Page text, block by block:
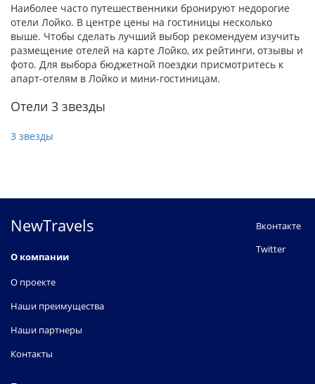
Наиболее часто путешественники бронируют недорогие
отели Лойко. В центре цены на гостиницы несколько
выше. Чтобы сделать лучший выбор рекомендуем изучить
размещение отелей на карте Лойко, их рейтинги, отзывы и
фото. Для выбора бюджетной поездки присмотритесь к
апарт-отелям в Лойко и мини-гостиницам.
Отели 3 звезды
3 звезды
NewTravels
О компании
О проекте
Наши преимущества
Наши партнеры
Контакты
Вконтакте
Twitter